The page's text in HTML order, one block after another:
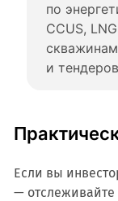
по
CCUS,
и
Если вы
— отслеживайте